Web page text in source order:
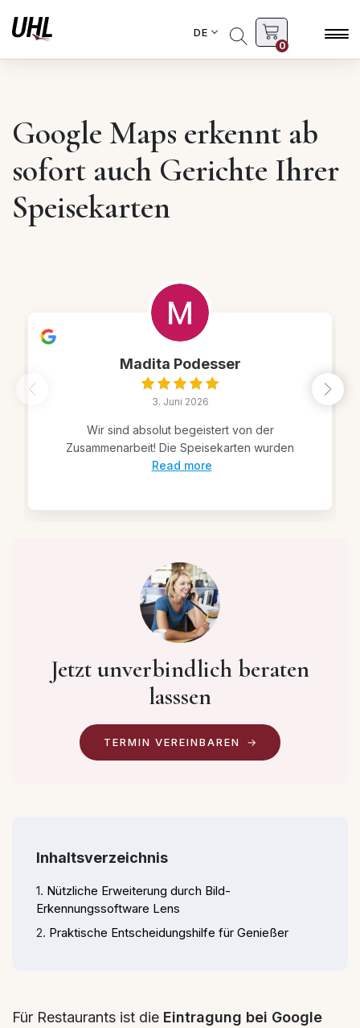
DE
0
Google Maps erkennt ab
sofort auch Gerichte Ihrer
Speisekarten
Madita Podesser
3. Juni 2026
Wir sind absolut begeistert von der
Zusammenarbeit! Die Speisekarten wurden
Read more
Jetzt unverbindlich beraten
lasssen
TERMIN VEREINBAREN
Inhaltsverzeichnis
Nützliche Erweiterung durch Bild-
Erkennungssoftware Lens
Praktische Entscheidungshilfe für Genießer
Für Restaurants ist die Eintragung bei Google